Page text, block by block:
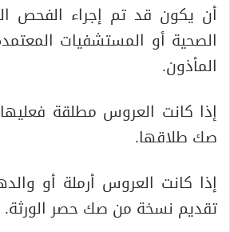
أن يكون قد تم إجراء الفحص
الصحية أو المستشفيات
المأذون.
إذا كانت العروس مطلقة
صك طلاقها.
إذا كانت العروس أرملة أو
تقديم نسخة من صك حصر الورثة.